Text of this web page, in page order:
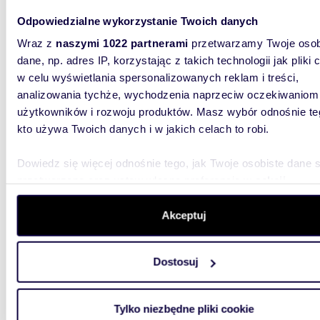
Odpowiedzialne wykorzystanie Twoich danych
Wraz z naszymi 1022 partnerami przetwarzamy Twoje
dane, np. adres IP, korzystając z takich technologii jak pliki
w celu wyświetlania spersonalizowanych reklam i treści,
analizowania tychże, wychodzenia naprzeciw oczekiwaniom
użytkowników i rozwoju produktów. Masz wybór odnośnie
kto używa Twoich danych i w jakich celach to robi.
Dowiedz się więcej odnośnie tego, jak Twoje osobiste dane
szczegółów. W Deklaracji plików cookie możesz zmienić
wycofać swoją zgodę w dowolnej chwili.
aby oferować funkcje społecznościowe i analizować ruch w
witrynie. Informacje o tym, jak korzystasz z naszej witryny,
analitycznym. Partnerzy mogą połączyć te informacje z
Akceptuj
Dostosuj
Tylko niezbędne pliki cookie
2
WYRÓŻNIONE 68,39
1 183